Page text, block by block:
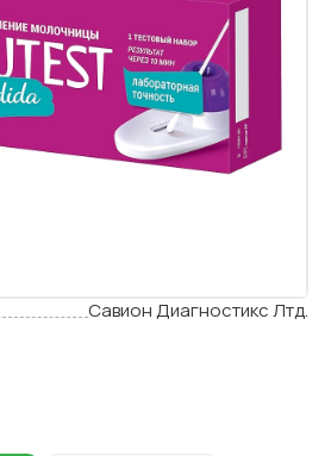
Савион Диагностикс Лтд.